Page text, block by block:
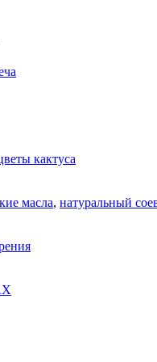
кактуса
масла, натуральный